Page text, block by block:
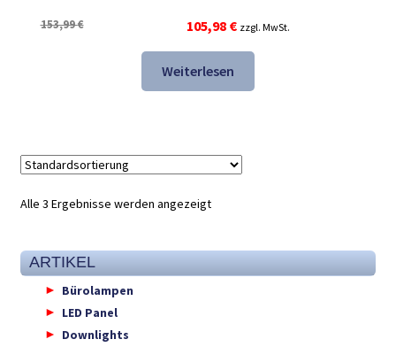
153,99€
Ursprünglicher
Preis
war:
153,99 €
105,98 €Aktueller
Preis
105,98 €.
zzgl. MwSt.
Weiterlesen
Alle 3 Ergebnisse werden angezeigt
ARTIKEL
Bürolampen
LED Panel
Downlights